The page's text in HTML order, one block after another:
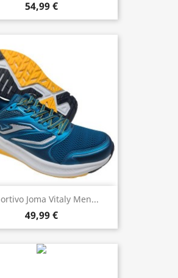
54,99 €
Joma Vitaly Men...
49,99 €